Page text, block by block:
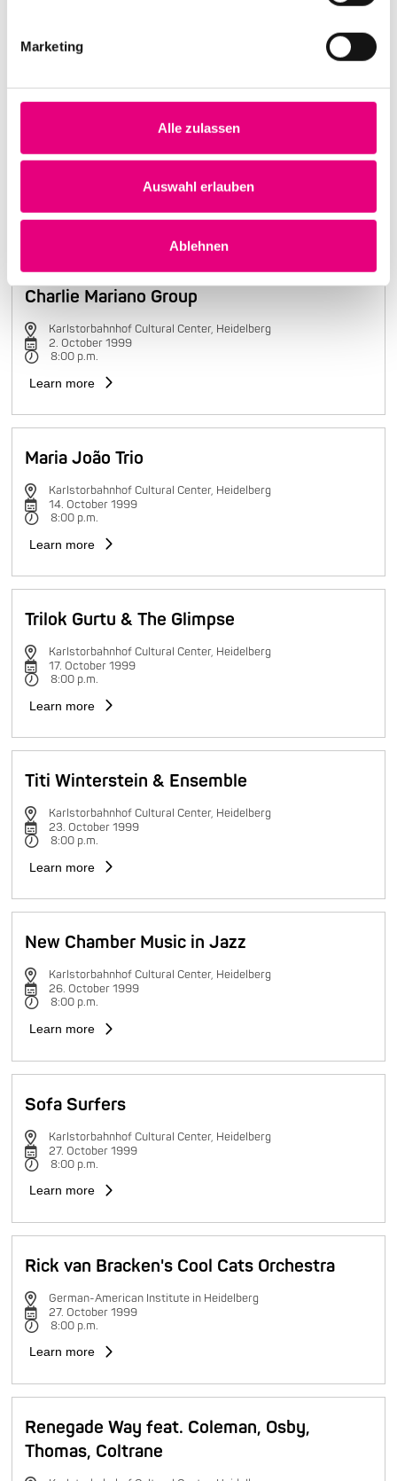
Marketing
Alle zulassen
Auswahl erlauben
Ablehnen
Nightmares on Wax
Learn more
Charlie Mariano Group
Karlstorbahnhof Cultural Center, Heidelberg
2. October 1999
8:00 p.m.
Learn more
Maria João Trio
Karlstorbahnhof Cultural Center, Heidelberg
14. October 1999
8:00 p.m.
Learn more
Trilok Gurtu & The Glimpse
Karlstorbahnhof Cultural Center, Heidelberg
17. October 1999
8:00 p.m.
Learn more
Titi Winterstein & Ensemble
Karlstorbahnhof Cultural Center, Heidelberg
23. October 1999
8:00 p.m.
Learn more
New Chamber Music in Jazz
Karlstorbahnhof Cultural Center, Heidelberg
26. October 1999
8:00 p.m.
Learn more
Sofa Surfers
Karlstorbahnhof Cultural Center, Heidelberg
27. October 1999
8:00 p.m.
Learn more
Rick van Bracken's Cool Cats Orchestra
German-American Institute in Heidelberg
27. October 1999
8:00 p.m.
Learn more
Renegade Way feat. Coleman, Osby,
Thomas, Coltrane